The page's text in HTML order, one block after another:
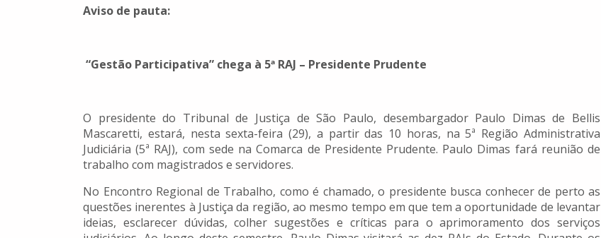
Aviso de pauta:
“Gestão Participativa” chega à 5ª RAJ – Presidente Prudente
O presidente do Tribunal de Justiça de São Paulo, desembargador Paulo Dimas de Bellis
Mascaretti, estará, nesta sexta-feira (29), a partir das 10 horas, na 5ª Região Administrativa
Judiciária (5ª RAJ), com sede na Comarca de Presidente Prudente. Paulo Dimas fará reunião de
trabalho com magistrados e servidores.
No Encontro Regional de Trabalho, como é chamado, o presidente busca conhecer de perto as
questões inerentes à Justiça da região, ao mesmo tempo em que tem a oportunidade de levantar
ideias, esclarecer dúvidas, colher sugestões e críticas para o aprimoramento dos serviços